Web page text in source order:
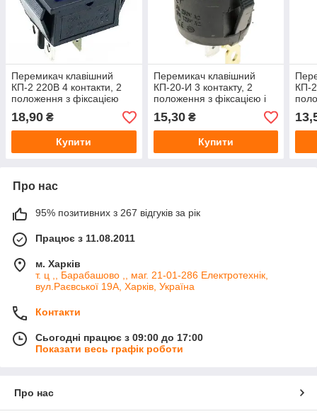
Перемикач клавішний
КП-2 220В 4 контакти, 2
положення з фіксацією
підсвічування (синій)
18,90 ₴
Купити
Перемикач клавішний
КП-20-И 3 контакту, 2
положення з фіксацією і
Синій
15,30₴
Купити
КП-
Про нас
95% позитивних з 267 відгуків за рік
Працює з 11.08.2011
м. Харків
т. ц ,, Барабашово ,, маг. 21-01-286 Електротехнік,
вул.Раєвської 19А, Харків, Україна
Контакти
Сьогодні працює з 09:00 до 17:00
Показати весь графік роботи
Про нас